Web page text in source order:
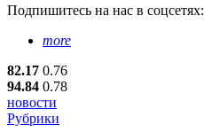
Подпишитесь на нас в соцсетях:
more
82.17 0.76
94.84 0.78
новости
Рубрики